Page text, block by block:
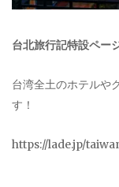
台北旅行記特設ペー
台湾全土のホテルや
す！
https://lade.jp/